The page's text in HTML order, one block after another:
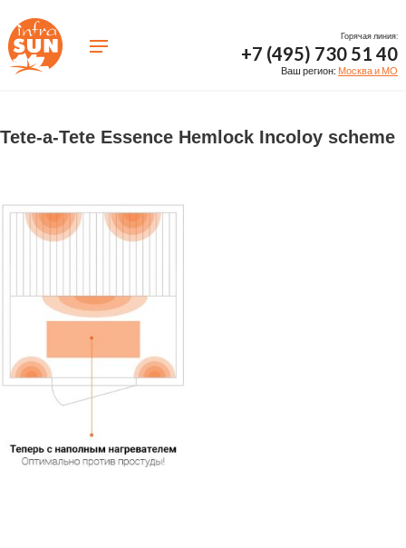
Горячая линия:
+7 (495) 730 51 40
Ваш регион: Москва и МО
Tete-a-Tete Essence Hemlock Incoloy scheme